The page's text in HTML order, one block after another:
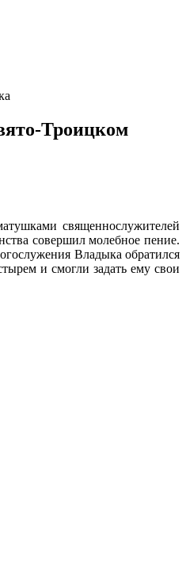
Троицком
священнослужителей
совершил молебное пение.
Владыка обратился
и смогли задать ему свои